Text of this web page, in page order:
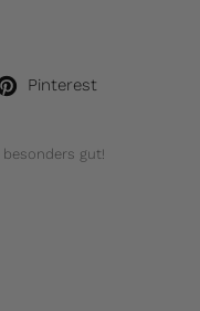
Pinterest
gut!